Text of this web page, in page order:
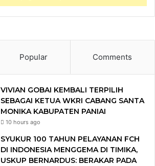
Popular Comments
VIVIAN GOBAI KEMBALI TERPILIH
SEBAGAI KETUA WKRI CABANG SANTA
MONIKA KABUPATEN PANIAI
10 hours ago
SYUKUR 100 TAHUN PELAYANAN FCH
DI INDONESIA MENGGEMA DI TIMIKA,
USKUP BERNARDUS: BERAKAR PADA